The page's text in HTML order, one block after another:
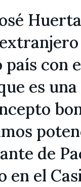
con
es
de
en el